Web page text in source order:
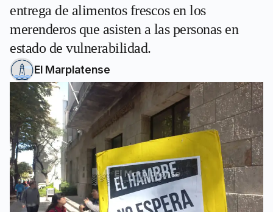
entrega de alimentos frescos en los
merenderos que asisten a las personas en
estado de vulnerabilidad.
El Marplatense